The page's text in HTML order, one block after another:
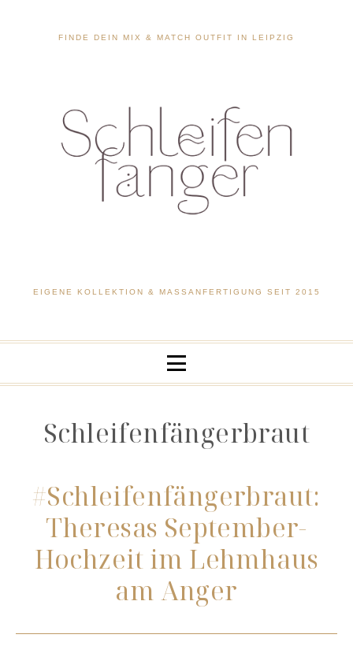
FINDE DEIN MIX & MATCH OUTFIT IN LEIPZIG
EIGENE KOLLEKTION & MASSANFERTIGUNG SEIT 2015
Schleifenfängerbraut
#Schleifenfängerbraut:
Theresas September-
Hochzeit im Lehmhaus
am Anger